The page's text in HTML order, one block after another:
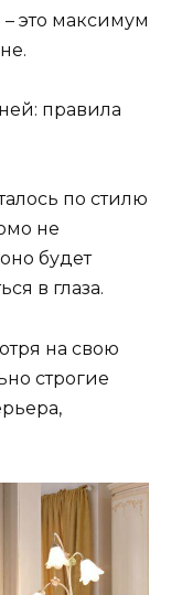
это максимум
правила
по стилю
не
будет
в глаза.
на свою
строгие